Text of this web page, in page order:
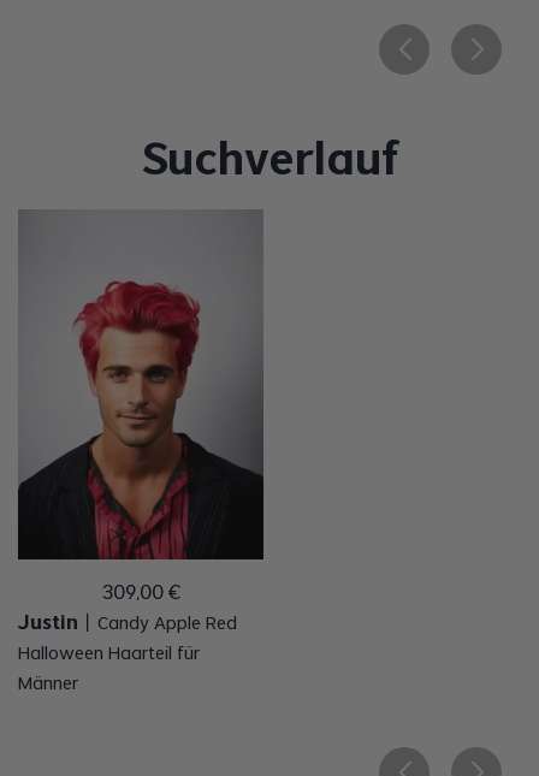
Suchverlauf
309,00 €
Justin
Candy Apple Red
Halloween Haarteil für
Männer